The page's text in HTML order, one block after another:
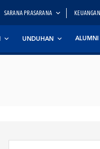
SARANA PRASARANA KEUANGAN
UNDUHAN ALUMNI